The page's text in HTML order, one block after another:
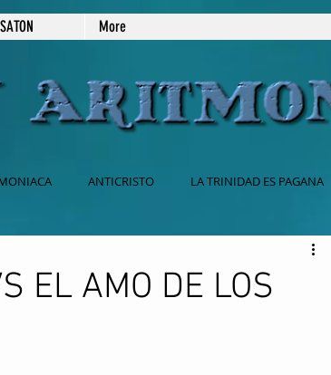
More
ANTICRISTO LA TRINIDAD ES PAGANA
EL AMO DE LOS